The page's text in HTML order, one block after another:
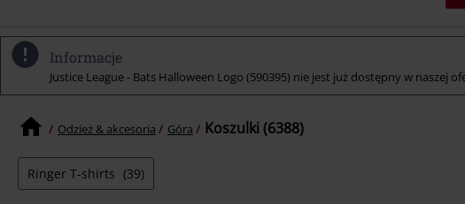
Informacje
Justice League - Bats Halloween Logo (590395) nie jest już dostępny w naszej
Odzież & akcesoria Góra Koszulki (6388)
Ringer T-shirts (39)